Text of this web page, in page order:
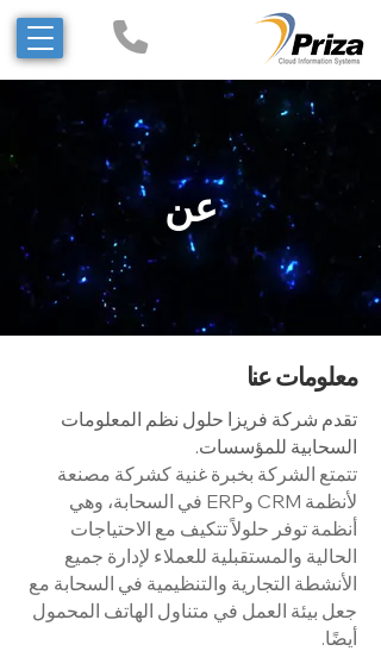
عن
معلومات عنا
تقدم شركة فريزا حلول نظم المعلومات
السحابية للمؤسسات.
تتمتع الشركة بخبرة غنية كشركة مصنعة
لأنظمة CRM وERP في السحابة، وهي
أنظمة توفر حلولاً تتكيف مع الاحتياجات
الحالية والمستقبلية للعملاء لإدارة جميع
الأنشطة التجارية والتنظيمية في السحابة مع
جعل بيئة العمل في متناول الهاتف المحمول
أيضًا.